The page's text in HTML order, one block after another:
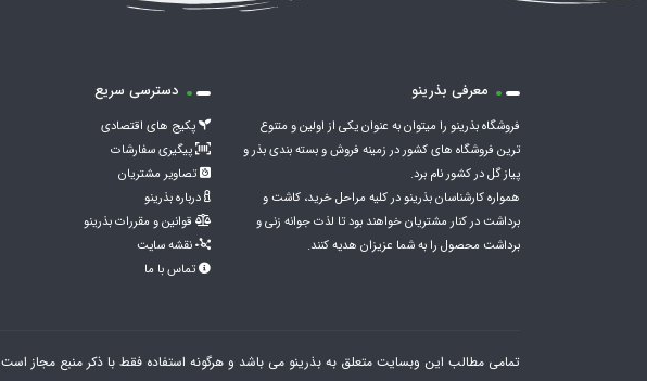
معرفی بذرینو
فروشگاه بذرینو را میتوان به عنوان یکی از اولین و متنوع
ترین فروشگاه های کشور در زمینه فروش و بسته بندی بذر و
پیاز گل در کشور نام برد.
همواره کارشناسان بذرینو در کلیه مراحل خرید، کاشت و
برداشت در کنار مشتریان خواهند بود تا لذت جوانه زنی و
برداشت محصول را به شما عزیزان هدیه کنند.
دسترسی سریع
پکیج های اقتصادی
پیگیری سفارشات
تصاویر مشتریان
درباره بذرینو
قوانین و مقررات بذرینو
نقشه سایت
تماس با ما
تمامی مطالب این وبسایت متعلق به بذرینو می باشد و هرگونه استفاده فقط با ذکر منبع مجاز است